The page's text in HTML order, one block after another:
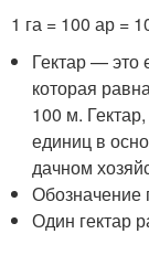
1 га = 100 ар =
Гектар — это
которая
100 м.
единиц в
дачном
Обозначение
Один гектар